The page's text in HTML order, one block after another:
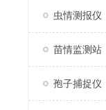
虫情测报仪
苗情监测站
孢子捕捉仪